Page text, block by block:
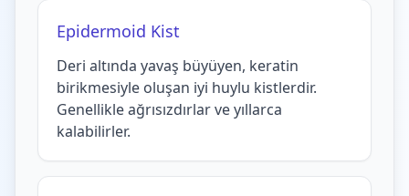
Epidermoid Kist
Deri altında yavaş büyüyen, keratin
birikmesiyle oluşan iyi huylu kistlerdir.
Genellikle ağrısızdırlar ve yıllarca
kalabilirler.